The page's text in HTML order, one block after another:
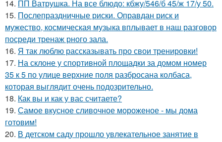
14. ПП Ватрушка. На все блюдо: кбжу/546/б 45/ж 17/у 50.
15. Послепраздничные риски. Оправдан риск и
мужество, космическая музыка вплывает в наш разговор
посреди тренаж рного зала.
16. Я так люблю рассказывать про свои тренировки!
17. На склоне у спортивной площадки за домом номер
35 к 5 по улице верхние поля разбросана колбаса,
которая выглядит очень подозрительно.
18. Как вы и как у вас считаете?
19. Самое вкусное сливочное мороженое - мы дома
готовим!
20. В детском саду прошло увлекательное занятие в